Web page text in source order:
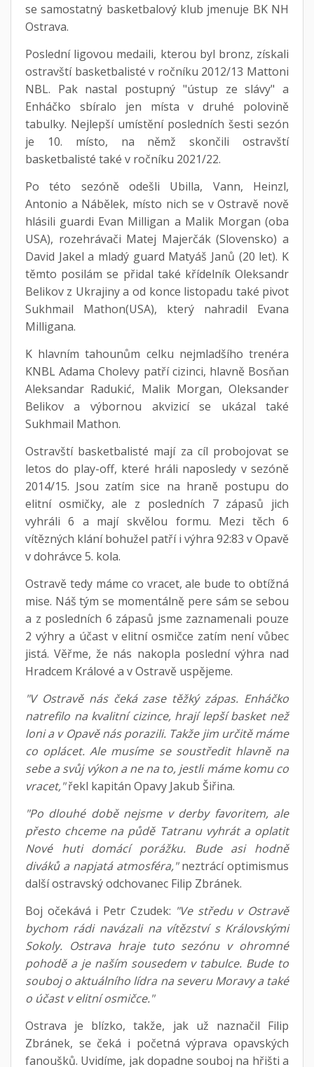
se samostatný basketbalový klub jmenuje BK NH
Ostrava.
Poslední ligovou medaili, kterou byl bronz, získali
ostravští basketbalisté v ročníku 2012/13 Mattoni
NBL. Pak nastal postupný "ústup ze slávy" a
Enháčko sbíralo jen místa v druhé polovině
tabulky. Nejlepší umístění posledních šesti sezón
je 10. místo, na němž skončili ostravští
basketbalisté také v ročníku 2021/22.
Po této sezóně odešli Ubilla, Vann, Heinzl,
Antonio a Nábělek, místo nich se v Ostravě nově
hlásili guardi Evan Milligan a Malik Morgan (oba
USA), rozehrávači Matej Majerčák (Slovensko) a
David Jakel a mladý guard Matyáš Janů (20 let). K
těmto posilám se přidal také křídelník Oleksandr
Belikov z Ukrajiny a od konce listopadu také pivot
Sukhmail Mathon(USA), který nahradil Evana
Milligana.
K hlavním tahounům celku nejmladšího trenéra
KNBL Adama Cholevy patří cizinci, hlavně Bosňan
Aleksandar Radukić, Malik Morgan, Oleksander
Belikov a výbornou akvizicí se ukázal také
Sukhmail Mathon.
Ostravští basketbalisté mají za cíl probojovat se
letos do play-off, které hráli naposledy v sezóně
2014/15. Jsou zatím sice na hraně postupu do
elitní osmičky, ale z posledních 7 zápasů jich
vyhráli 6 a mají skvělou formu. Mezi těch 6
vítězných klání bohužel patří i výhra 92:83 v Opavě
v dohrávce 5. kola.
Ostravě tedy máme co vracet, ale bude to obtížná
mise. Náš tým se momentálně pere sám se sebou
a z posledních 6 zápasů jsme zaznamenali pouze
2 výhry a účast v elitní osmičce zatím není vůbec
jistá. Věřme, že nás nakopla poslední výhra nad
Hradcem Králové a v Ostravě uspějeme.
"V Ostravě nás čeká zase těžký zápas. Enháčko
natrefilo na kvalitní cizince, hrají lepší basket než
loni a v Opavě nás porazili. Takže jim určitě máme
co oplácet. Ale musíme se soustředit hlavně na
sebe a svůj výkon a ne na to, jestli máme komu co
vracet,"řekl kapitán Opavy Jakub Šiřina.
"Po dlouhé době nejsme v derby favoritem, ale
přesto chceme na půdě Tatranu vyhrát a oplatit
Nové huti domácí porážku. Bude asi hodně
diváků a napjatá atmosféra,"neztrácí optimismus
další ostravský odchovanec Filip Zbránek.
Boj očekává i Petr Czudek: "Ve středu v Ostravě
bychom rádi navázali na vítězství s Královskými
Sokoly. Ostrava hraje tuto sezónu v ohromné
pohodě a je naším sousedem v tabulce. Bude to
souboj o aktuálního lídra na severu Moravy a také
o účast v elitní osmičce."
Ostrava je blízko, takže, jak už naznačil Filip
Zbránek, se čeká i početná výprava opavských
fanoušků. Uvidíme, jak dopadne souboj na hřišti a